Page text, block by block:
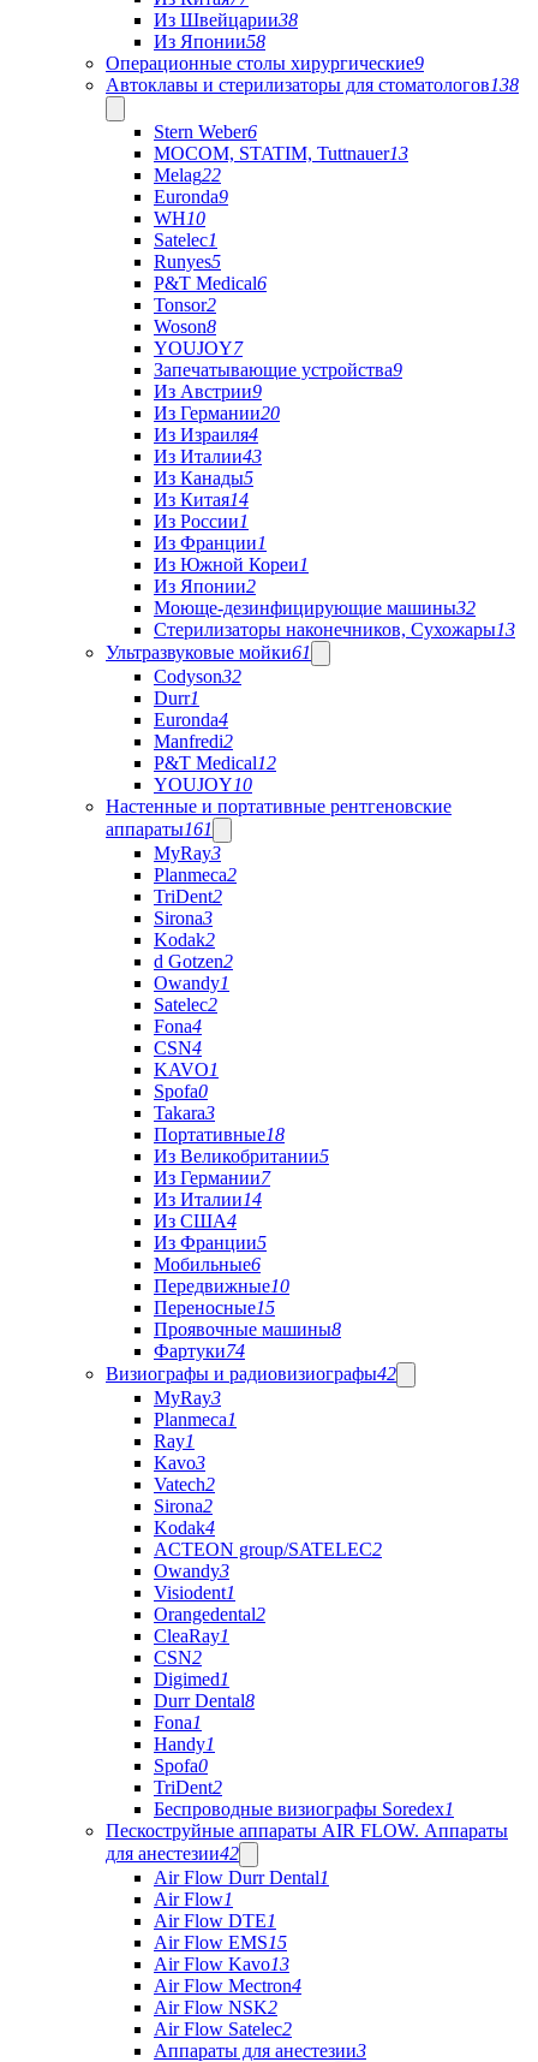
Из Швейцарии38
Из Японии58
Операционные столы хирургические9
Автоклавы и стерилизаторы для стоматологов138
Stern Weber6
MOCOM, STATIM, Tuttnauer13
Melag22
Euronda9
WH10
Satelec1
Runyes5
P&T Medical6
Tonsor2
Woson8
YOUJOY7
Запечатывающие устройства9
Из Австрии9
Из Германии20
Из Израиля4
Из Италии43
Из Канады5
Из Китая14
Из России1
Из Франции1
Из Южной Кореи1
Из Японии2
Моюще-дезинфицирующие машины32
Стерилизаторы наконечников, Сухожары13
Ультразвуковые мойки61
Codyson32
Durr1
Euronda4
Manfredi2
P&T Medical12
YOUJOY10
Настенные и портативные рентгеновские
аппараты161
MyRay3
Planmeca2
TriDent2
Sirona3
Kodak2
d Gotzen2
Owandy1
Satelec2
Fona4
CSN4
KAVO1
Spofa0
Takara3
Портативные18
Из Великобритании5
Из Германии7
Из Италии14
Из США4
Из Франции5
Мобильные6
Передвижные10
Переносные15
Проявочные машины8
Фартуки74
Визиографы и радиовизиографы42
MyRay3
Planmeca1
Ray1
Kavo3
Vatech2
Sirona2
Kodak4
ACTEON group/SATELEC2
Owandy3
Visiodent1
Orangedental2
CleaRay1
CSN2
Digimed1
Durr Dental8
Fona1
Handy1
Spofa0
TriDent2
Беспроводные визиографы Soredex1
Пескоструйные аппараты AIR FLOW. Аппараты
для анестезии42
Air Flow Durr Dental1
Air Flow1
Air Flow DTE1
Air Flow EMS15
Air Flow Kavo13
Air Flow Mectron4
Air Flow NSK2
Air Flow Satelec2
Аппараты для анестезии3